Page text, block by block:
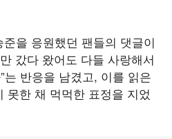
을 응원했던 팬들의 댓글이
갔다 왔어도 다들 사랑해서
는 반응을 남겼고, 이를 읽은
못한 채 먹먹한 표정을 지었